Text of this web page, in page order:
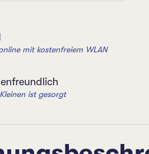
mit kostenfreiem WLAN
ist gesorgt